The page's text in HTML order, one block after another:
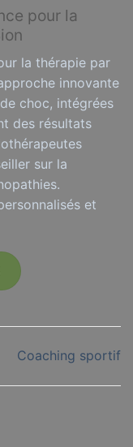
pour la
la thérapie par
innovante
choc, intégrées
des résultats
sur la
et
Coaching sportif